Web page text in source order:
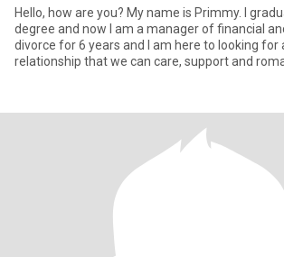
Hello, how are you? My name is Primmy. I
degree and now I am a manager of financial
divorce for 6 years and I am here to looking for
relationship that we can care, support and